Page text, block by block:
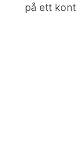
på ett